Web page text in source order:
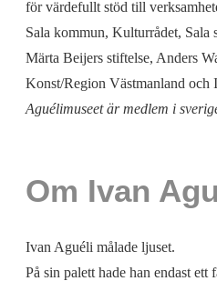
för värdefullt stöd till
Sala kommun, Kulturrådet,
Märta Beijers stiftelse, Anders
Konst/Region Västmanland och
Aguélimuseet är medlem i
Om Ivan
Ivan Aguéli målade ljuset.
På sin palett hade han endast ett